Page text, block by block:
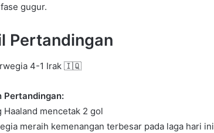
gugur.
Pertandingan
4-1 Irak 🇮🇶
Pertandingan:
Haaland mencetak 2 gol
meraih kemenangan terbesar pada laga hari ini